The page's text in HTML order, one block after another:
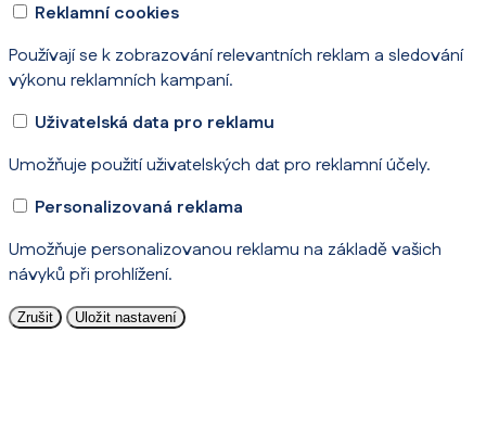
Reklamní cookies
Používají se k zobrazování relevantních reklam a sledování
výkonu reklamních kampaní.
Uživatelská data pro reklamu
Umožňuje použití uživatelských dat pro reklamní účely.
Personalizovaná reklama
Umožňuje personalizovanou reklamu na základě vašich
návyků při prohlížení.
Zrušit Uložit nastavení